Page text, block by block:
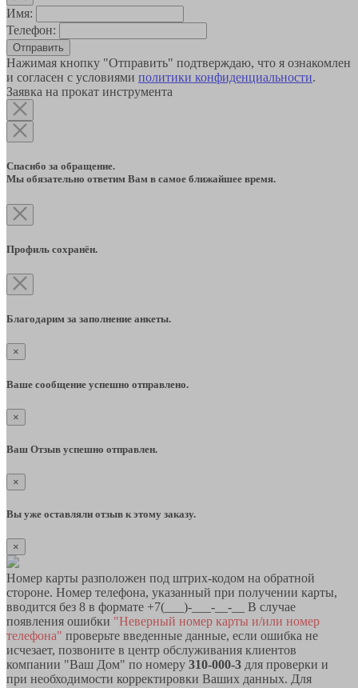
Имя:
Телефон:
Отправить
Нажимая кнопку "Отправить" подтверждаю, что я ознакомлен
и согласен с условиями политики конфиденциальности.
Заявка на прокат инструмента
Спасибо за обращение.
Мы обязательно ответим Вам в самое ближайшее время.
Профиль сохранён.
Благодарим за заполнение анкеты.
×
Ваше сообщение успешно отправлено.
×
Ваш Отзыв успешно отправлен.
×
Вы уже оставляли отзыв к этому заказу.
×
Номер карты разположен под штрих-кодом на обратной
стороне. Номер телефона, указанный при получении карты,
вводится без 8 в формате +7(___)-___-__-__ В случае
появления ошибки "Неверный номер карты и/или номер
телефона" проверьте введенные данные, если ошибка не
исчезает, позвоните в центр обслуживания клиентов
компании "Ваш Дом" по номеру 310-000-3 для проверки и
при необходимости корректировки Ваших данных. Для